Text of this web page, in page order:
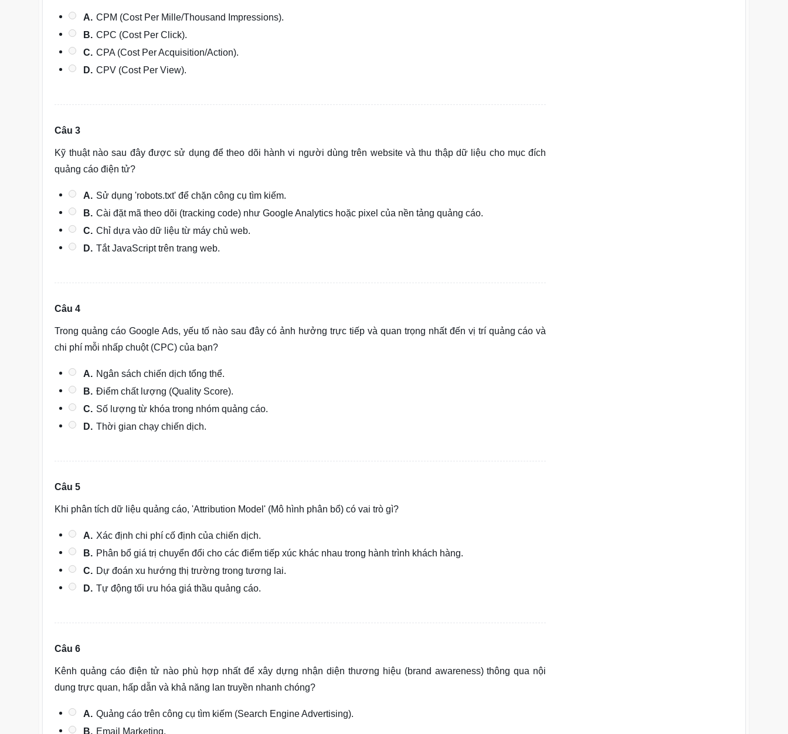
A. CPM (Cost Per Mille/Thousand Impressions).
B. CPC (Cost Per Click).
C. CPA (Cost Per Acquisition/Action).
D. CPV (Cost Per View).
Câu 3
Kỹ thuật nào sau đây được sử dụng để theo dõi hành vi người dùng trên website và thu thập dữ liệu cho mục đích
quảng cáo điện tử?
A. Sử dụng 'robots.txt' để chặn công cụ tìm kiếm.
B. Cài đặt mã theo dõi (tracking code) như Google Analytics hoặc pixel của nền tảng quảng cáo.
C. Chỉ dựa vào dữ liệu từ máy chủ web.
D. Tắt JavaScript trên trang web.
Câu 4
Trong quảng cáo Google Ads, yếu tố nào sau đây có ảnh hưởng trực tiếp và quan trọng nhất đến vị trí quảng cáo và
chi phí mỗi nhấp chuột (CPC) của bạn?
A. Ngân sách chiến dịch tổng thể.
B. Điểm chất lượng (Quality Score).
C. Số lượng từ khóa trong nhóm quảng cáo.
D. Thời gian chạy chiến dịch.
Câu 5
Khi phân tích dữ liệu quảng cáo, 'Attribution Model' (Mô hình phân bổ) có vai trò gì?
A. Xác định chi phí cố định của chiến dịch.
B. Phân bổ giá trị chuyển đổi cho các điểm tiếp xúc khác nhau trong hành trình khách hàng.
C. Dự đoán xu hướng thị trường trong tương lai.
D. Tự động tối ưu hóa giá thầu quảng cáo.
Câu 6
Kênh quảng cáo điện tử nào phù hợp nhất để xây dựng nhận diện thương hiệu (brand awareness) thông qua nội
dung trực quan, hấp dẫn và khả năng lan truyền nhanh chóng?
A. Quảng cáo trên công cụ tìm kiếm (Search Engine Advertising).
B. Email Marketing.